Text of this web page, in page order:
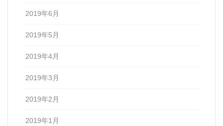
2019年6月
2019年5月
2019年4月
2019年3月
2019年2月
2019年1月